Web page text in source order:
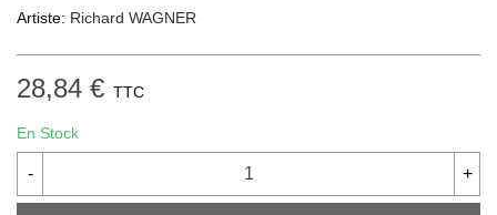
Artiste: Richard WAGNER
28,84 € TTC
En Stock
- +